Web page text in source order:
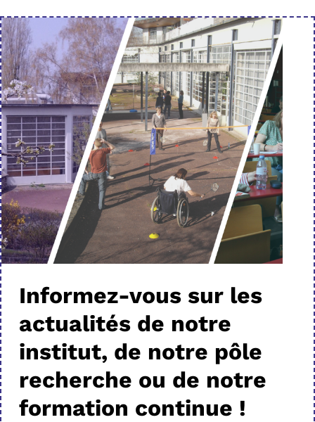
Informez-vous sur les
actualités de notre
institut, de notre pôle
recherche ou de notre
formation continue !